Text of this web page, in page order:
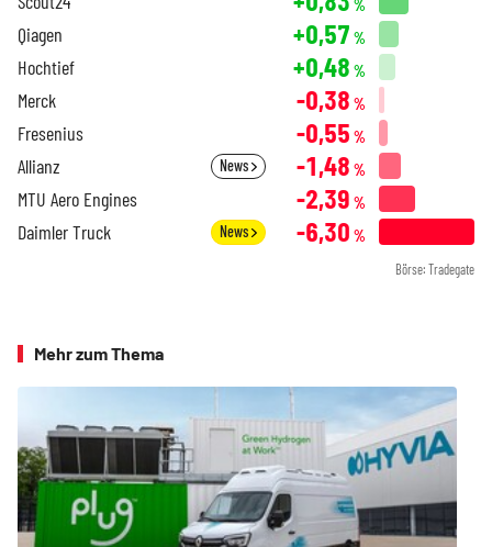
%
Qiagen +0,57 %
Hochtief +0,48 %
Merck -0,38 %
Fresenius -0,55 %
Allianz News -1,48 %
MTU Aero Engines -2,39 %
Daimler Truck News -6,30 %
Börse: Tradegate
Mehr zum Thema